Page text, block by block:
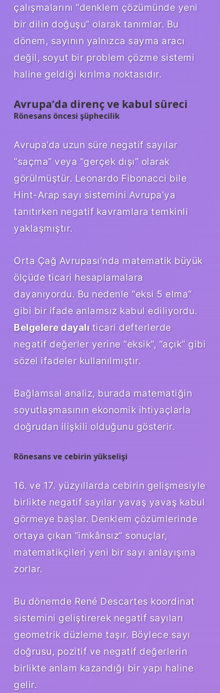
çalışmalarını “denklem çözümünde yeni
bir dilin doğuşu” olarak tanımlar. Bu
dönem, sayının yalnızca sayma aracı
değil, soyut bir problem çözme sistemi
haline geldiği kırılma noktasıdır.
Avrupa’da direnç ve kabul süreci
Rönesans öncesi şüphecilik
Avrupa’da uzun süre negatif sayılar
“saçma” veya “gerçek dışı” olarak
görülmüştür. Leonardo Fibonacci bile
Hint-Arap sayı sistemini Avrupa’ya
tanıtırken negatif kavramlara temkinli
yaklaşmıştır.
Orta Çağ Avrupası’nda matematik büyük
ölçüde ticari hesaplamalara
dayanıyordu. Bu nedenle “eksi 5 elma”
gibi bir ifade anlamsız kabul ediliyordu.
Belgelere dayalıticari defterlerde
negatif değerler yerine “eksik”, “açık” gibi
sözel ifadeler kullanılmıştır.
Bağlamsal analiz, burada matematiğin
soyutlaşmasının ekonomik ihtiyaçlarla
doğrudan ilişkili olduğunu gösterir.
Rönesans ve cebirin yükselişi
16. ve 17. yüzyıllarda cebirin gelişmesiyle
birlikte negatif sayılar yavaş yavaş kabul
görmeye başlar. Denklem çözümlerinde
ortaya çıkan “imkânsız” sonuçlar,
matematikçileri yeni bir sayı anlayışına
zorlar.
Bu dönemde René Descartes koordinat
sistemini geliştirerek negatif sayıları
geometrik düzleme taşır. Böylece sayı
doğrusu, pozitif ve negatif değerlerin
birlikte anlam kazandığı bir yapı haline
gelir.